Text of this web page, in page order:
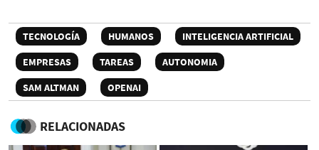
TECNOLOGÍA HUMANOS
INTELIGENCIA ARTIFICIAL
EMPRESAS
TAREAS
AUTONOMIA
SAM ALTMAN
OPENAI
RELACIONADAS